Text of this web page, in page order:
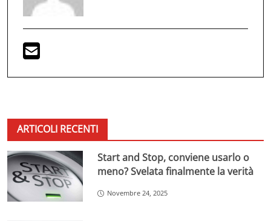
ARTICOLI RECENTI
Start and Stop, conviene usarlo o
meno? Svelata finalmente la verità
Novembre 24, 2025